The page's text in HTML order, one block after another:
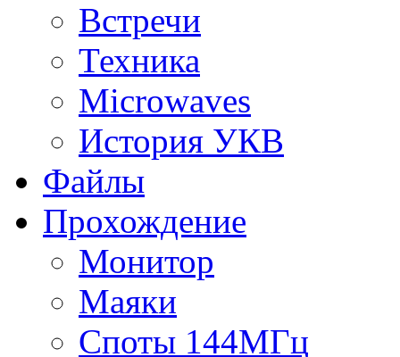
Встречи
Техника
Microwaves
История УКВ
Файлы
Прохождение
Монитор
Маяки
Споты 144МГц